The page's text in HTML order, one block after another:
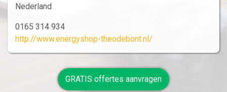
Nederland
0165 314 934
http://www.energyshop-theodebont.nl/
GRATIS offertes aanvragen